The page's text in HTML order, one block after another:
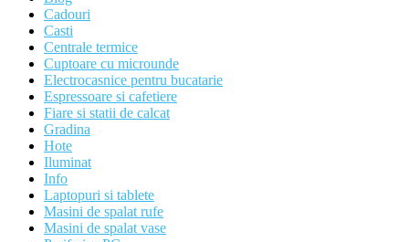
Cadouri
Casti
Centrale termice
Cuptoare cu microunde
Electrocasnice pentru bucatarie
Espressoare si cafetiere
Fiare si statii de calcat
Gradina
Hote
Iluminat
Info
Laptopuri si tablete
Masini de spalat rufe
Masini de spalat vase